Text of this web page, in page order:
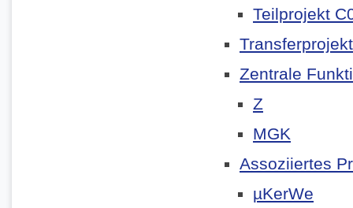
Teilprojekt
Zentrale
Z
MGK
Assoziiertes
µKerWe